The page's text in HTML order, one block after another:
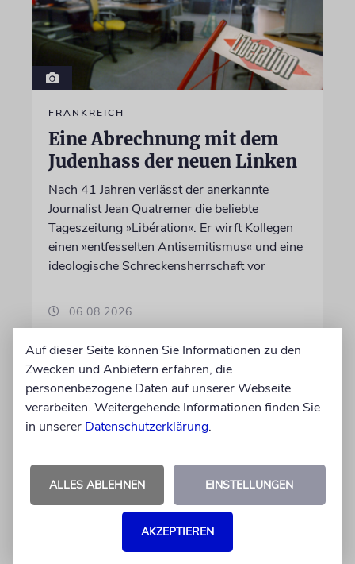
FRANKREICH
Eine Abrechnung mit dem
Judenhass der neuen Linken
Nach 41 Jahren verlässt der anerkannte
Journalist Jean Quatremer die beliebte
Tageszeitung »Libération«. Er wirft Kollegen
einen »entfesselten Antisemitismus« und eine
ideologische Schreckensherrschaft vor
06.08.2026
Seitenwechsel
Auf dieser Seite können Sie Informationen zu den
Zwecken und Anbietern erfahren, die
personenbezogene Daten auf unserer Webseite
verarbeiten. Weitergehende Informationen finden Sie
in unserer Datenschutzerklärung.
ALLES ABLEHNEN EINSTELLUNGEN
AKZEPTIEREN